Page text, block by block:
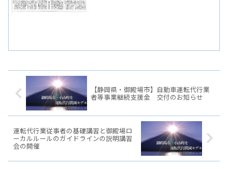
【静岡県・御殿場市】自動車運転代行業
者等事業継続支援金 交付のお知らせ
運転代行業従事者の基礎講習と御殿場ロ
ーカルルールのガイドラインの説明講習
会の開催